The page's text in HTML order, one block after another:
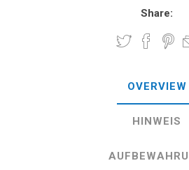
Share:
OVERVIEW
HINWEIS